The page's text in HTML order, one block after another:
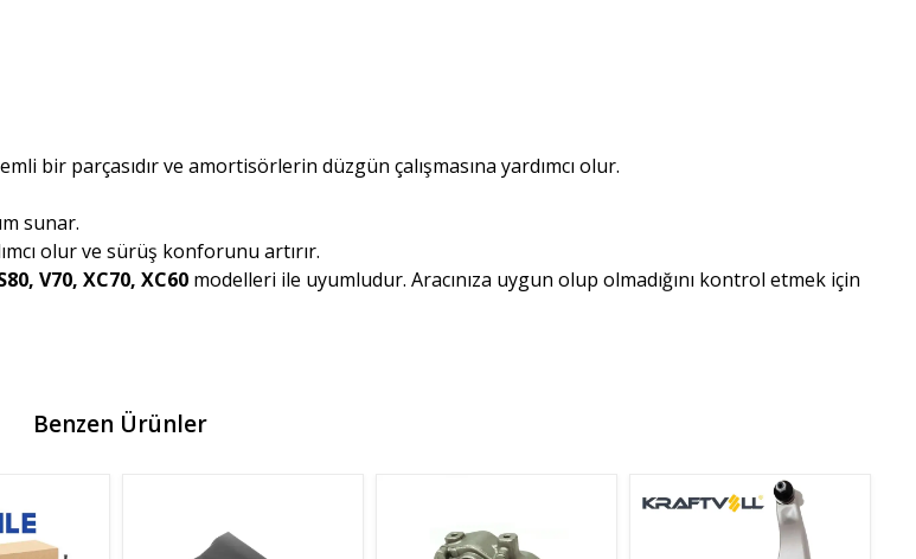
bir parçasıdır ve amortisörlerin düzgün çalışmasına yardımcı olur.
sunar.
olur ve sürüş konforunu artırır.
V70, XC70, XC60 modelleri ile uyumludur. Aracınıza uygun olup olmadığını kontrol etmek için
Benzen Ürünler